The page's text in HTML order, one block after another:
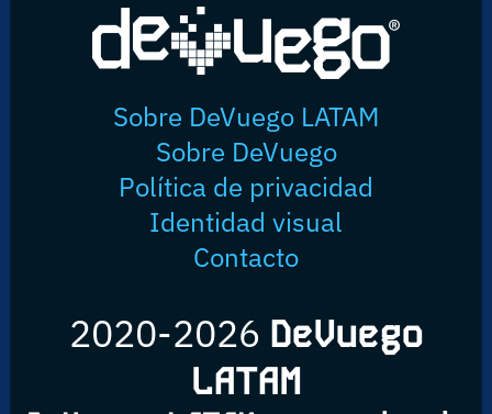
Sobre DeVuego LATAM
Sobre DeVuego
Política de privacidad
Identidad visual
Contacto
2020-2026 DeVuego
LATAM